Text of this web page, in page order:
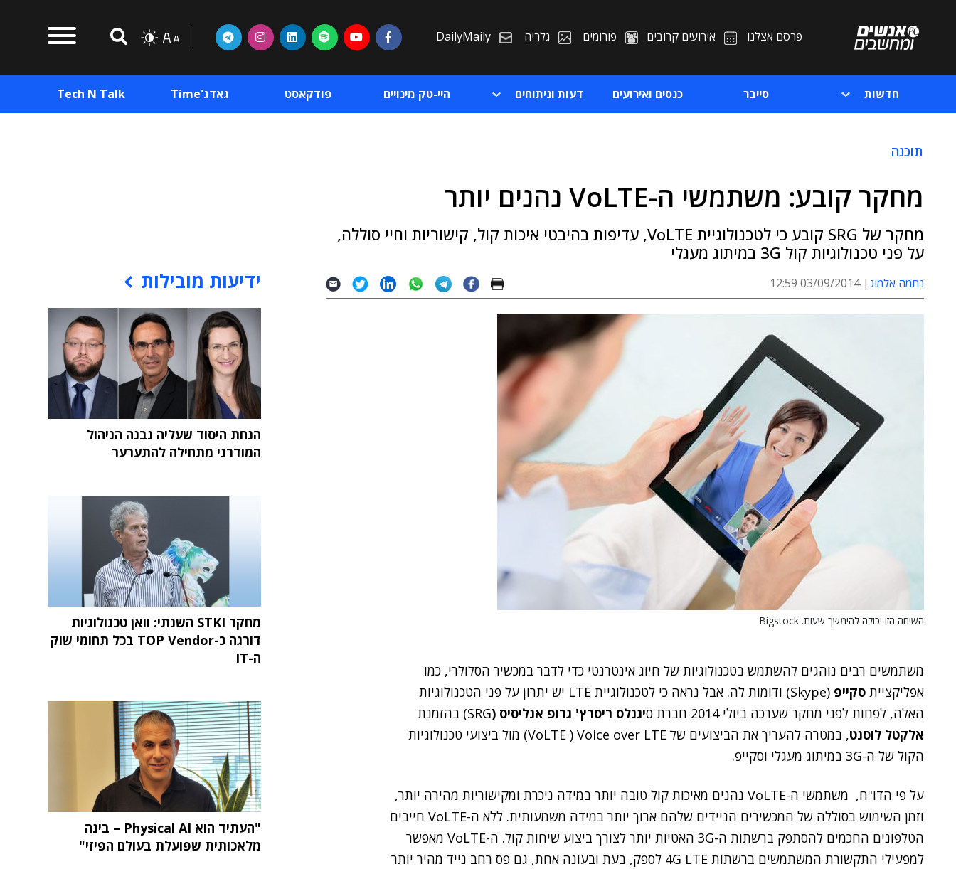
פרסם אצלנו אירועים קרובים פורומים גלריה DailyMaily
חדשות סייבר כנסים ואירועים דעות וניתוחים היי-טק מינויים פודקאסט גאדג'Time Tech N Talk
תוכנה
מחקר קובע: משתמשי ה-VoLTE נהנים יותר
מחקר של SRG קובע כי לטכנולוגיית VoLTE, עדיפות בהיבטי איכות קול, קישוריות וחיי סוללה,
על פני טכנולוגיות קול 3G במיתוג מעגלי
נחמה אלמוג 03/09/2014 12:59
השיחה הזו יכולה להימשך שעות. Bigstock
משתמשים רבים נוהגים להשתמש בטכנולוגיות של חיוג אינטרנטי כדי לדבר במכשיר הסלולרי, כמו
אפליקציית סקייפ
(Skype) ודומות לה. אבל נראה כי לטכנולוגיית LTE יש יתרון על פני הטכנולוגיות
האלה, לפחות לפני מחקר שערכה ביולי 2014 חברת ס
יגנלס ריסרץ' גרופ אנליסיס (SRG) בהזמנת
אלקטל לוסנט
, במטרה להעריך את הביצועים שלׁ VoLTE ) Voice over LTE) מול ביצועי טכנולוגיות
הקול של ה-3G במיתוג מעגלי וסקייפ.
על פי הדו"ח, משתמשי ה-VoLTE נהנים מאיכות קול טובה יותר במידה ניכרת ומקישוריות מהירה יותר,
וזמן השימוש בסוללה של המכשירים הניידים שלהם ארוך יותר במידה משמעותית. ללא ה-VoLTE חייבים
הטלפונים החכמים להסתפק ברשתות ה-3G האטיות יותר לצורך ביצוע שיחות קול. ה-VoLTE מאפשר
למפעילי התקשורת המשתמשים ברשתות 4G LTE לספק, בעת ובעונה אחת, גם פס רחב נייד מהיר יותר
ידיעות מובילות
הנחת היסוד שעליה נבנה הניהול
המודרני מתחילה להתערער
מחקר STKI השנתי: וואן טכנולוגיות
דורגה כ-TOP Vendor בכל תחומי שוק
ה-IT
"העתיד הוא Physical AI – בינה
מלאכותית שפועלת בעולם הפיזי"